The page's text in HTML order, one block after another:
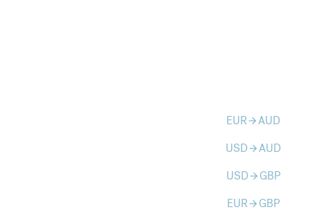
EURarrow_forwardAUD
USDarrow_forwardAUD
USDarrow_forward GBP
EURarrow_forward GBP